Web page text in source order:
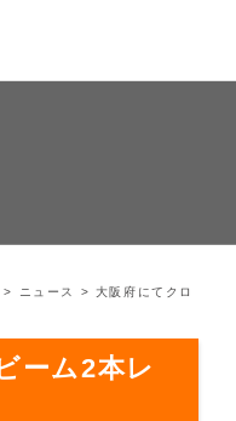
> ニュース > 大阪府にてクロ
ーム2本レ